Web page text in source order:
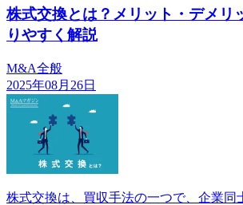
株式交換とは？メリット・デメリ
りやすく解説
M&A全般
2025年08月26日
株式交換は、買収手法の一つで、企業同